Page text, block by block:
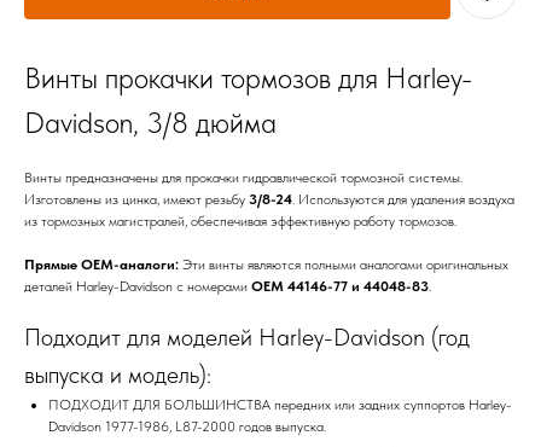
Винты прокачки тормозов для Harley-
Davidson, 3/8 дюйма
Винты предназначены для прокачки гидравлической тормозной системы.
Изготовлены из цинка, имеют резьбу 3/8-24. Используются для удаления воздуха
из тормозных магистралей, обеспечивая эффективную работу тормозов.
Прямые OEM-аналоги: Эти винты являются полными аналогами оригинальных
деталей Harley-Davidson с номерами OEM 44146-77 и 44048-83.
Подходит для моделей Harley-Davidson (год
выпуска и модель):
ПОДХОДИТ ДЛЯ БОЛЬШИНСТВА передних или задних суппортов Harley-
Davidson 1977-1986, L87-2000 годов выпуска.